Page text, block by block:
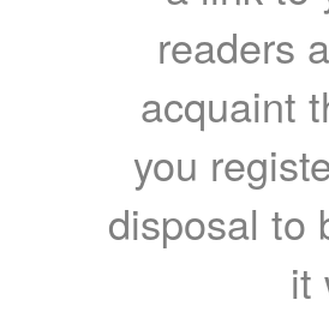
readers
acquaint
you
disposal to
it